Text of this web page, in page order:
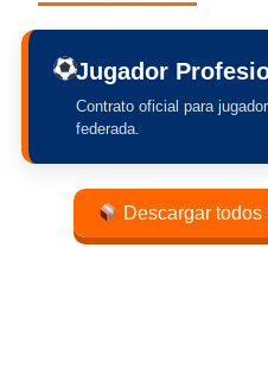
Jugador
Contrato oficial para
federada.
Descargar